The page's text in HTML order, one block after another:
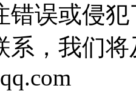
错误或侵
系，我们